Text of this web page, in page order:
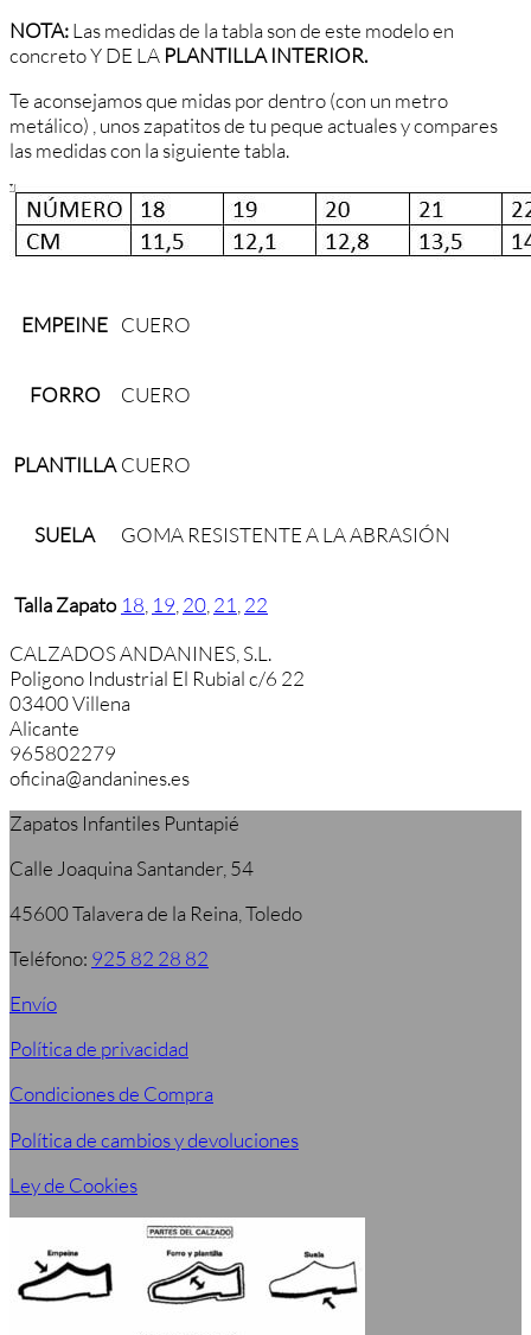
NOTA:Las medidas de la tabla son de este modelo en
concreto Y DE LA PLANTILLA INTERIOR.
Te aconsejamos que midas por dentro (con un metro
metálico) , unos zapatitos de tu peque actuales y compares
las medidas con la siguiente tabla.
EMPEINE CUERO
FORRO CUERO
PLANTILLA CUERO
SUELA GOMA RESISTENTE A LA ABRASIÓN
Talla Zapato 18 19 20 21 22
CALZADOS ANDANINES, S.L.
Poligono Industrial El Rubial c/6 22
03400 Villena
Alicante
965802279
oficina@andanines.es
Zapatos Infantiles Puntapié
Calle Joaquina Santander, 54
45600 Talavera de la Reina, Toledo
Teléfono: 925 82 28 82
Envío
Política de privacidad
Condiciones de Compra
Política de cambios y devoluciones
Ley de Cookies